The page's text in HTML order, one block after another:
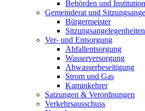
Behörden und
Gemeinderat und
Bürgermeister
Sitzungsangelegenheiten
Ver- und Entsorgung
Abfallentsorgung
Wasserversorgung
Abwasserbeseitigung
Strom und Gas
Kaminkehrer
Satzungen & Verordnungen
Verkehrsausschuss